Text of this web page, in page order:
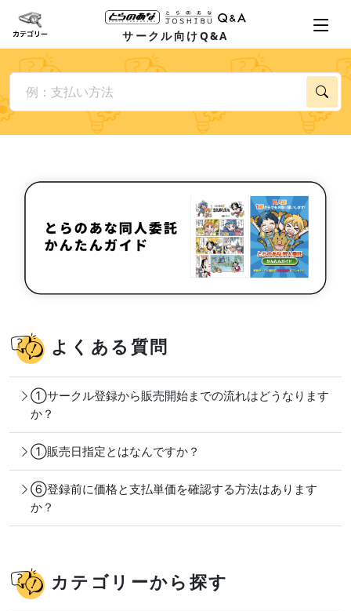
サークル向けQ&A
よくある質問
①サークル登録から販売開始までの流れはどうなります
か？
①販売日指定とはなんですか？
⑥登録前に価格と支払単価を確認する方法はあります
か？
カテゴリーから探す